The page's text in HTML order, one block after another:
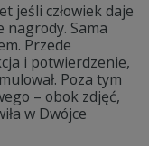
jeśli człowiek daje
nagrody. Sama
Przede
i potwierdzenie,
Poza tym
– obok zdjęć,
w Dwójce